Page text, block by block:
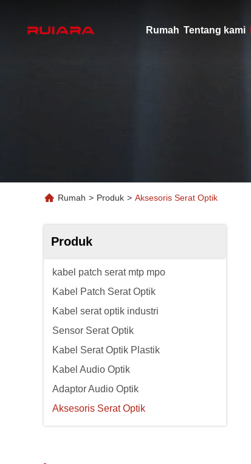
Rumah Tentang kami
Rumah > Produk > Aksesoris Serat Optik
Produk
kabel patch serat mtp mpo
Kabel Patch Serat Optik
Kabel serat optik industri
Sensor Serat Optik
Kabel Serat Optik Plastik
Kabel Audio Optik
Adaptor Audio Optik
Aksesoris Serat Optik